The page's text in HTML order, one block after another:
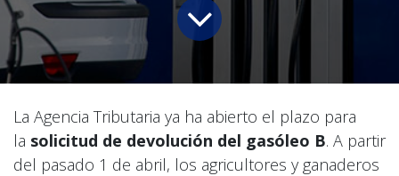
La Agencia Tributaria ya ha abierto el plazo para
la solicitud de devolución del gasóleo B. A partir
del pasado 1 de abril, los agricultores y ganaderos